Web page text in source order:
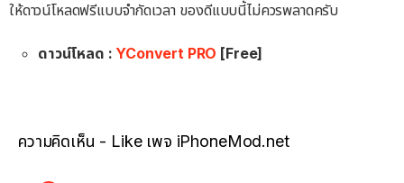
ให้ดาวน์โหลดฟรีแบบจำกัดเวลา ของดีแบบนี้ไม่ควรพลาดครับ
ดาวน์โหลด : YConvert PRO [Free]
ความคิดเห็น - Like เพจ iPhoneMod.net